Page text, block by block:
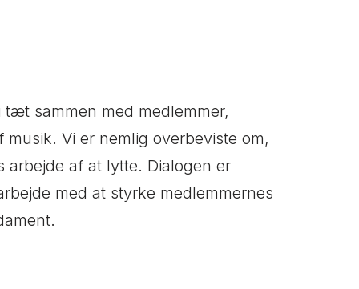
tæt sammen med medlemmer,
Vi er nemlig overbeviste om,
arbejde af at lytte. Dialogen er
med at styrke medlemmernes